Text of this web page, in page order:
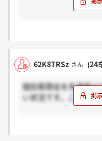
62K8TRSz さん (24
個別質問会を先週受
い状況です。これは不